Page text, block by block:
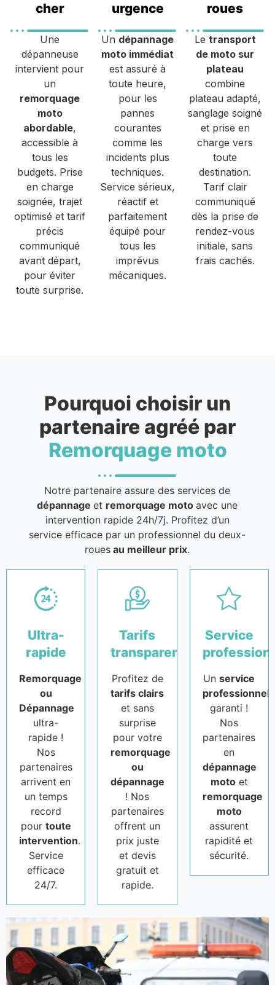
cher
Une
dépanneuse
intervient pour
un
remorquage
moto
abordable,
accessible à
tous les
budgets. Prise
en charge
soignée, trajet
optimisé et tarif
précis
communiqué
avant départ,
pour éviter
toute surprise.
urgence
Un dépannage
moto immédiat
est assuré à
toute heure,
pour les
pannes
courantes
comme les
incidents plus
techniques.
Service sérieux,
réactif et
parfaitement
équipé pour
tous les
imprévus
mécaniques.
roues
Le transport
de moto sur
plateau
combine
plateau adapté,
sanglage soigné
et prise en
charge vers
toute
destination.
Tarif clair
communiqué
dès la prise de
rendez-vous
initiale, sans
frais cachés.
Pourquoi choisir un
partenaire agréé par
Remorquage moto
Notre partenaire assure des services de
dépannageet remorquage motoavec une
intervention rapide 24h/7j. Profitez d’un
service efficace par un professionnel du deux-
roues au meilleur prix.
Ultra-
rapide
Remorquage
ou
Dépannage
ultra-
rapide !
Nos
partenaires
arrivent en
un temps
record
pour toute
intervention.
Service
efficace
24/7.
Tarifs
transparents
Profitez de
tarifs clairs
et sans
surprise
pour votre
remorquage
ou
dépannage
! Nos
partenaires
offrent un
prix juste
et devis
gratuit et
rapide.
Service
Unservice
professionnel
garanti !
Nos
partenaires
en
dépannage
motoet
remorquage
moto
assurent
rapidité et
sécurité.